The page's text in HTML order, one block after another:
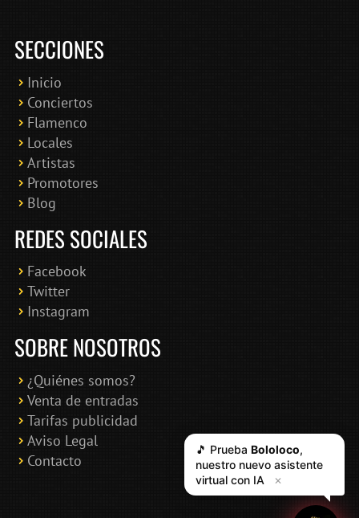
SECCIONES
Inicio
Conciertos
Flamenco
Locales
Artistas
Promotores
Blog
REDES SOCIALES
Facebook
Twitter
Instagram
SOBRE NOSOTROS
¿Quiénes somos?
Venta de entradas
Tarifas publicidad
Aviso Legal
Contacto
🎵 Prueba Bololoco,
nuestro nuevo asistente
virtual con IA
✕